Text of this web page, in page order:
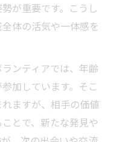
が重要です。こうし
体の活気や一体感を
ンティアでは、年齢
加しています。そこ
ますが、相手の価値
とで、新たな発見や